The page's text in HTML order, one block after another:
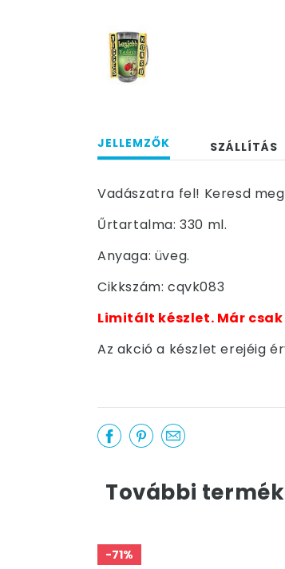
JELLEMZŐK SZÁLLÍTÁS
Vadászatra fel! Keresd
Űrtartalma: 330 ml.
Anyaga: üveg.
Cikkszám: cqvk083
Limitált készlet. Már
Az akció a készlet erejéig
További
-71%